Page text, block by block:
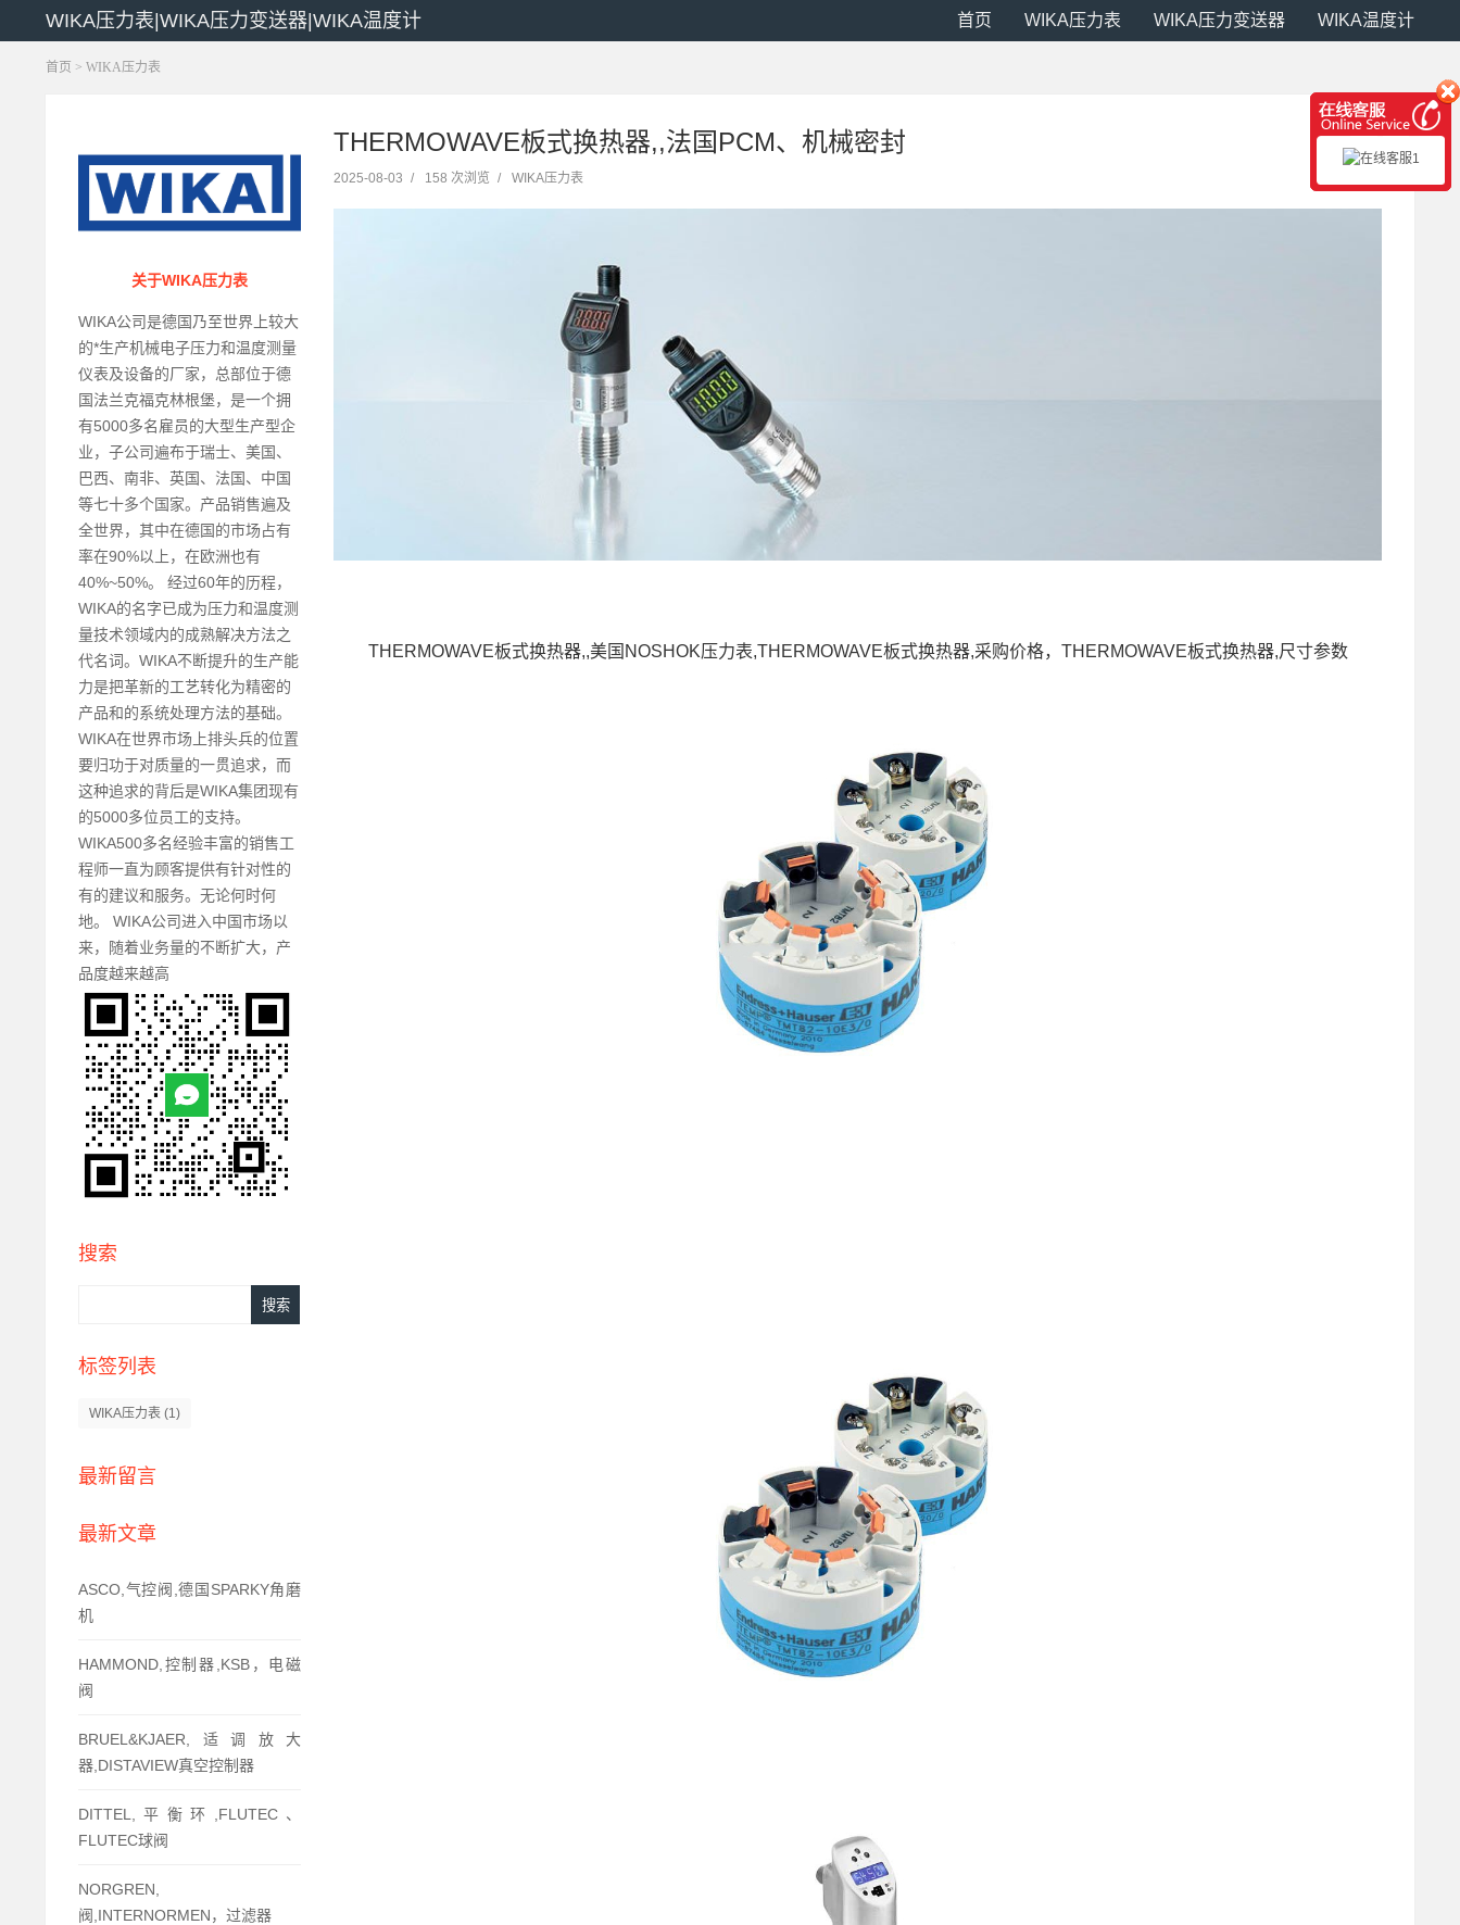
WIKA压力表|WIKA压力变送器|WIKA温度计 首页 WIKA压力表 WIKA压力变送器 WIKA温度计
首页 > WIKA压力表
关于WIKA压力表
WIKA公司是德国乃至世界上较大
的*生产机械电子压力和温度测量
仪表及设备的厂家，总部位于德
国法兰克福克林根堡，是一个拥
有5000多名雇员的大型生产型企
业，子公司遍布于瑞士、美国、
巴西、南非、英国、法国、中国
等七十多个国家。产品销售遍及
全世界，其中在德国的市场占有
率在90%以上，在欧洲也有
40%~50%。 经过60年的历程，
WIKA的名字已成为压力和温度测
量技术领域内的成熟解决方法之
代名词。WIKA不断提升的生产能
力是把革新的工艺转化为精密的
产品和的系统处理方法的基础。
WIKA在世界市场上排头兵的位置
要归功于对质量的一贯追求，而
这种追求的背后是WIKA集团现有
的5000多位员工的支持。
WIKA500多名经验丰富的销售工
程师一直为顾客提供有针对性的
有的建议和服务。无论何时何
地。 WIKA公司进入中国市场以
来，随着业务量的不断扩大，产
品度越来越高
搜索
标签列表
WIKA压力表 (1)
最新留言
最新文章
ASCO,气控阀,德国SPARKY角磨
机
HAMMOND,控制器,KSB，电磁
阀
BRUEL&KJAER,适调放大
器,DISTAVIEW真空控制器
DITTEL,平衡环,FLUTEC、
FLUTEC球阀
NORGREN,
阀,INTERNORMEN，过滤器
THERMOWAVE板式换热器,,法国PCM、机械密封
2025-08-03 / 158 次浏览 / WIKA压力表
THERMOWAVE板式换热器,,美国NOSHOK压力表,THERMOWAVE板式换热器,采购价格，THERMOWAVE板式换热器,尺寸参数